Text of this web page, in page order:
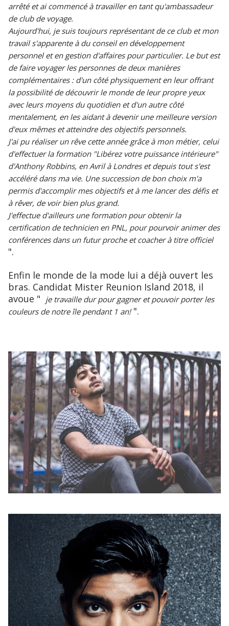
arrêté et ai commencé à travailler en tant qu'ambassadeur
de club de voyage.
Aujourd'hui, je suis toujours représentant de ce club et mon
travail s'apparente à du conseil en développement
personnel et en gestion d'affaires pour particulier. Le but est
de faire voyager les personnes de deux manières
complémentaires : d'un côté physiquement en leur offrant
la possibilité de découvrir le monde de leur propre yeux
avec leurs moyens du quotidien et d'un autre côté
mentalement, en les aidant à devenir une meilleure version
d'eux mêmes et atteindre des objectifs personnels.
J'ai pu réaliser un rêve cette année grâce à mon métier, celui
d'effectuer la formation "Libérez votre puissance intérieure"
d'Anthony Robbins, en Avril à Londres et depuis tout s'est
accéléré dans ma vie. Une succession de bon choix m'a
permis d'accomplir mes objectifs et à me lancer des défis et
à rêver, de voir bien plus grand.
J'effectue d'ailleurs une formation pour obtenir la
certification de technicien en PNL, pour pourvoir animer des
conférences dans un futur proche et coacher à titre officiel
".
Enfin le monde de la mode lui a déjà ouvert les
bras. Candidat Mister Reunion Island 2018, il
avoue " je travaille dur pour gagner et pouvoir porter les
couleurs de notre île pendant 1 an!".